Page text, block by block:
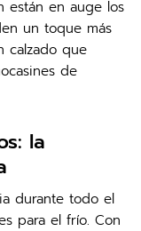
están en auge los
un toque más
calzado que
de
la
durante todo el
para el frío. Con